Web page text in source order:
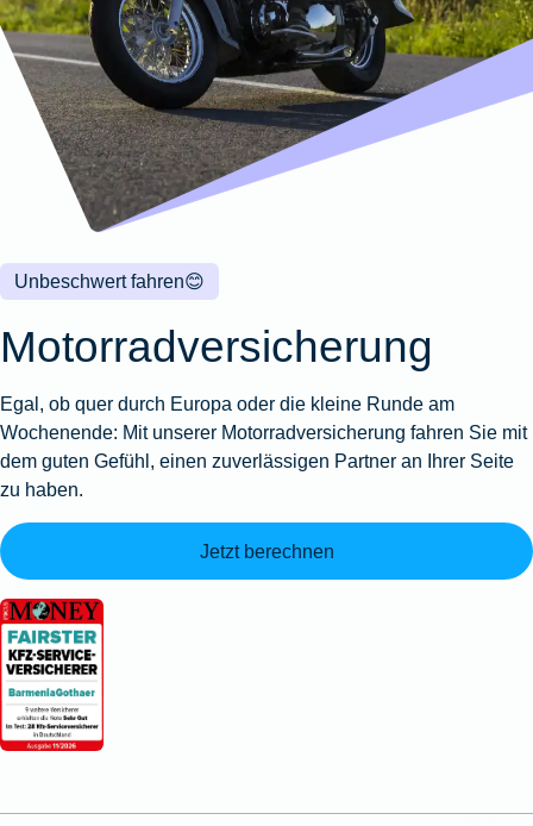
Wohnungsschutzbrief
Zur
Produktübersicht
Gewässerschadenhaftpflicht
Zur
Produktübersicht
Zur
Produktübersicht
Reisehaftpflichtversicherung
Reiserücktrittsversicherung
Zur
Produktübersicht
Zur
Produktübersicht
Zur
Produktübersicht
Zur
Produktübersicht
Montageversicherung
Zur
Produktübersicht
Gruppenunfall für
Betriebe
Gruppenunfall für
Vereine
Produktübersicht
Kunstversicherung
Ausstellungsversicherung
Valorenversicherung
Oldtimersammlungsversicherung
Zur
😊
Unbeschwert fahren
Motorradversicherung
Egal, ob quer durch Europa oder die kleine Runde am
Wochenende: Mit unserer Motorradversicherung fahren Sie mit
dem guten Gefühl, einen zuverlässigen Partner an Ihrer Seite
zu haben.
Jetzt berechnen